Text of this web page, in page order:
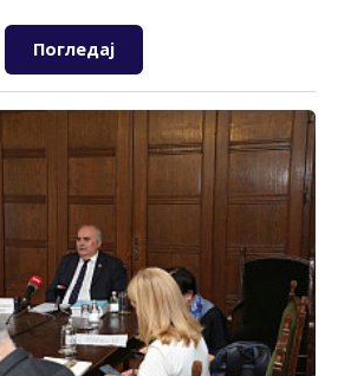
Погледај